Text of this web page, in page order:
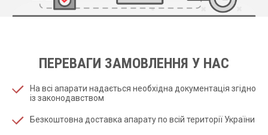
ПЕРЕВАГИ ЗАМОВЛЕННЯ У НАС
На всі апарати надається необхідна документація згідно
із законодавством
Безкоштовна доставка апарату по всій території України